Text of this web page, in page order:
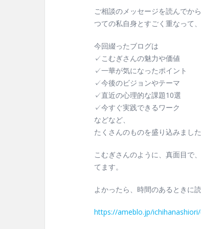
ご相談のメッセージを読んでか
つての私自身とすごく重なって
今回綴ったブログは
✓こむぎさんの魅力や価値
✓一華が気になったポイント
✓今後のビジョンやテーマ
✓直近の心理的な課題10選
✓今すぐ実践できるワーク
などなど、
たくさんのものを盛り込みました
こむぎさんのように、真面目で
てます。
よかったら、時間のあるときに
https://ameblo.jp/